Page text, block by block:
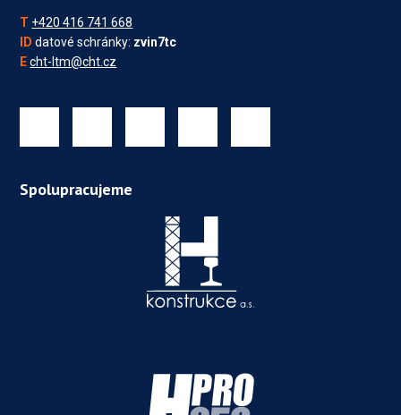
T +420 416 741 668
ID datové schránky: zvin7tc
E cht-ltm@cht.cz
Spolupracujeme